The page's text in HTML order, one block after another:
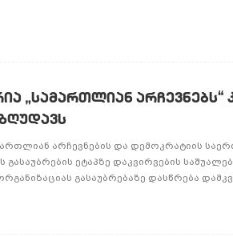
„სამართლიან არჩევნებს“
არჩევნების და დემოკრატიის
ეტაპზე დაკვირვების
გასაუბრებაზე დასწრება